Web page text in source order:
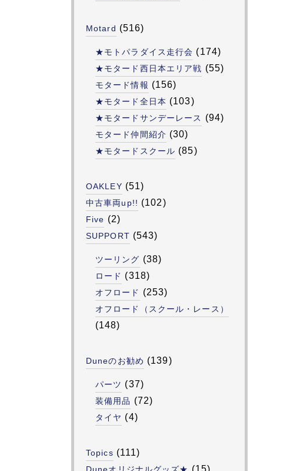
Motard (516)
★モトパラダイス走行会 (174)
★モタード西日本エリア戦 (55)
モタード情報 (156)
★モタード全日本 (103)
★モタードサンデーレース (94)
モタード仲間紹介 (30)
★モタードスクール (85)
OAKLEY (51)
中古車両up!! (102)
Five (2)
SUPPORT (543)
ツーリング (38)
ロード (318)
オフロード (253)
オフロード（スクール・レース）
(148)
Duneのお勧め (139)
パーツ (37)
装備用品 (72)
タイヤ (4)
Topics (111)